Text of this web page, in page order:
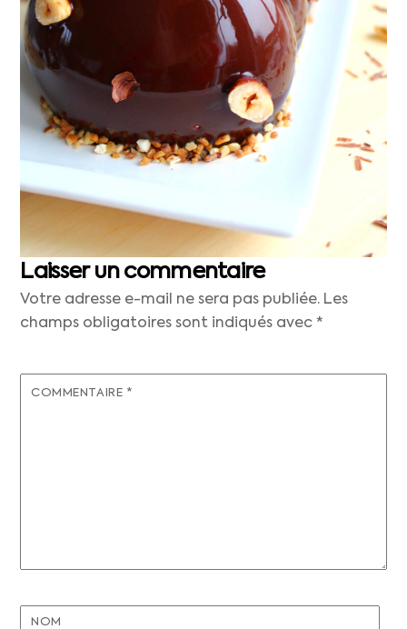
Laisser un commentaire
Votre adresse e-mail ne sera pas publiée. Les
champs obligatoires sont indiqués avec*
COMMENTAIRE *
NOM